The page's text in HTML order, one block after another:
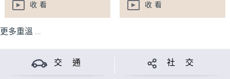
收看 收看
更多重溫 ...
交 通 社 交